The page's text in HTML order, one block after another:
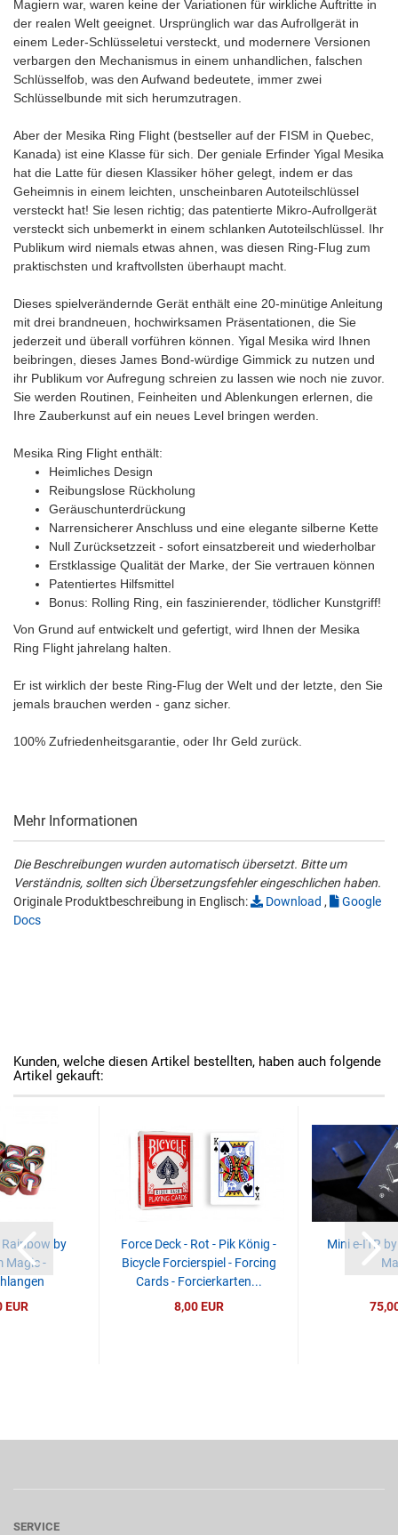
Magiern war, waren keine der Variationen für wirkliche Auftritte in
der realen Welt geeignet. Ursprünglich war das Aufrollgerät in
einem Leder-Schlüsseletui versteckt, und modernere Versionen
verbargen den Mechanismus in einem unhandlichen, falschen
Schlüsselfob, was den Aufwand bedeutete, immer zwei
Schlüsselbunde mit sich herumzutragen.
Aber der Mesika Ring Flight (bestseller auf der FISM in Quebec,
Kanada) ist eine Klasse für sich. Der geniale Erfinder Yigal Mesika
hat die Latte für diesen Klassiker höher gelegt, indem er das
Geheimnis in einem leichten, unscheinbaren Autoteilschlüssel
versteckt hat! Sie lesen richtig; das patentierte Mikro-Aufrollgerät
versteckt sich unbemerkt in einem schlanken Autoteilschlüssel. Ihr
Publikum wird niemals etwas ahnen, was diesen Ring-Flug zum
praktischsten und kraftvollsten überhaupt macht.
Dieses spielverändernde Gerät enthält eine 20-minütige Anleitung
mit drei brandneuen, hochwirksamen Präsentationen, die Sie
jederzeit und überall vorführen können. Yigal Mesika wird Ihnen
beibringen, dieses James Bond-würdige Gimmick zu nutzen und
ihr Publikum vor Aufregung schreien zu lassen wie noch nie zuvor.
Sie werden Routinen, Feinheiten und Ablenkungen erlernen, die
Ihre Zauberkunst auf ein neues Level bringen werden.
Mesika Ring Flight enthält:
Heimliches Design
Reibungslose Rückholung
Geräuschunterdrückung
Narrensicherer Anschluss und eine elegante silberne Kette
Null Zurücksetzzeit - sofort einsatzbereit und wiederholbar
Erstklassige Qualität der Marke, der Sie vertrauen können
Patentiertes Hilfsmittel
Bonus: Rolling Ring, ein faszinierender, tödlicher Kunstgriff!
Von Grund auf entwickelt und gefertigt, wird Ihnen der Mesika
Ring Flight jahrelang halten.
Er ist wirklich der beste Ring-Flug der Welt und der letzte, den Sie
jemals brauchen werden - ganz sicher.
100% Zufriedenheitsgarantie, oder Ihr Geld zurück.
Mehr Informationen
Die Beschreibungen wurden automatisch übersetzt. Bitte um
Verständnis, sollten sich Übersetzungsfehler eingeschlichen haben.
Originale Produktbeschreibung in Englisch:
Download ,
Google
Docs
Kunden, welche diesen Artikel bestellten, haben auch folgende
Artikel gekauft:
by
Magic -
EUR
Force Deck - Rot - Pik König -
Bicycle Forcierspiel - Forcing
Cards - Forcierkarten...
8,00 EUR
Mini e-ITR
SERVICE